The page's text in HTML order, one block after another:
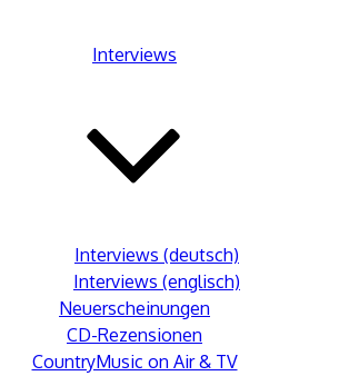
Interviews
Interviews (deutsch)
Interviews (englisch)
Neuerscheinungen
CD-Rezensionen
CountryMusic on Air & TV